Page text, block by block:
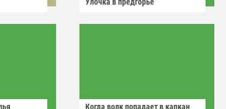
Улочка в предгорье
Когда волк попадает в капкан